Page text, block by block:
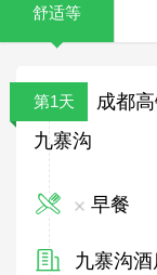
舒适等
第1天
成都
九寨沟
早餐
九寨沟